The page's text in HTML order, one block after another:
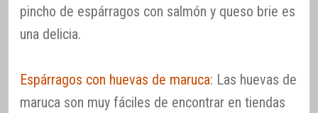
pincho de espárragos con salmón y queso brie es
una delicia.
Espárragos con huevas de maruca: Las huevas de
maruca son muy fáciles de encontrar en tiendas